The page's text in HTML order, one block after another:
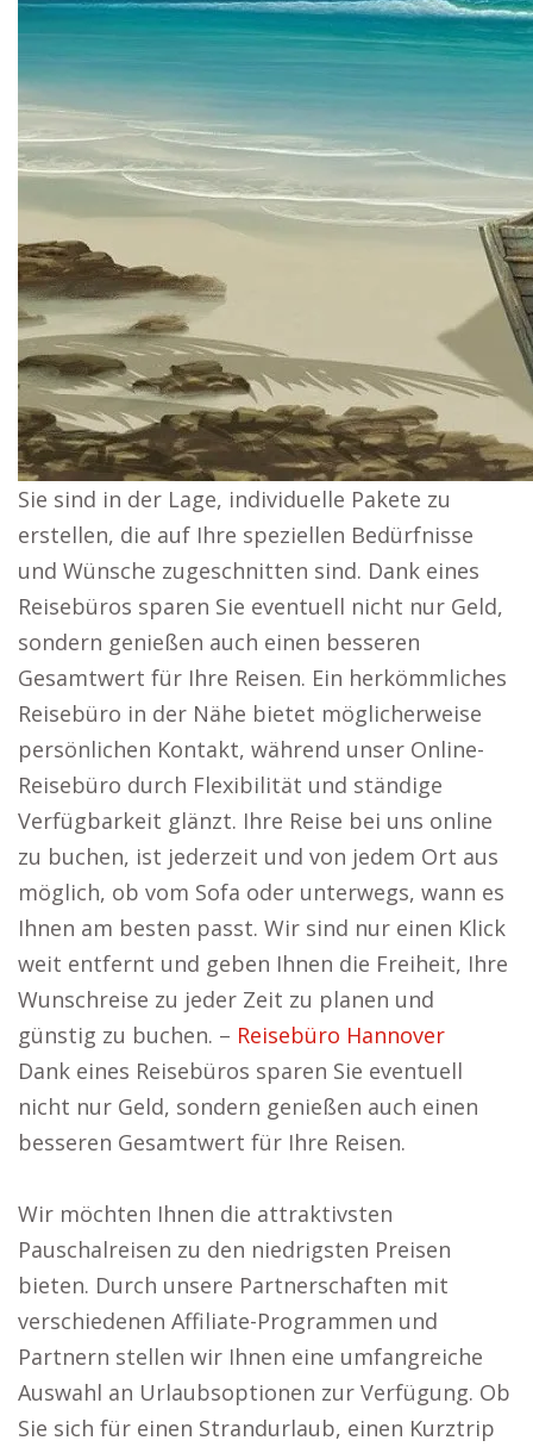
Sie sind in der Lage, individuelle Pakete zu
erstellen, die auf Ihre speziellen Bedürfnisse
und Wünsche zugeschnitten sind. Dank eines
Reisebüros sparen Sie eventuell nicht nur Geld,
sondern genießen auch einen besseren
Gesamtwert für Ihre Reisen. Ein herkömmliches
Reisebüro in der Nähe bietet möglicherweise
persönlichen Kontakt, während unser Online-
Reisebüro durch Flexibilität und ständige
Verfügbarkeit glänzt. Ihre Reise bei uns online
zu buchen, ist jederzeit und von jedem Ort aus
möglich, ob vom Sofa oder unterwegs, wann es
Ihnen am besten passt. Wir sind nur einen Klick
weit entfernt und geben Ihnen die Freiheit, Ihre
Wunschreise zu jeder Zeit zu planen und
günstig zu buchen. – Reisebüro Hannover
Dank eines Reisebüros sparen Sie eventuell
nicht nur Geld, sondern genießen auch einen
besseren Gesamtwert für Ihre Reisen.
Wir möchten Ihnen die attraktivsten
Pauschalreisen zu den niedrigsten Preisen
bieten. Durch unsere Partnerschaften mit
verschiedenen Affiliate-Programmen und
Partnern stellen wir Ihnen eine umfangreiche
Auswahl an Urlaubsoptionen zur Verfügung. Ob
Sie sich für einen Strandurlaub, einen Kurztrip